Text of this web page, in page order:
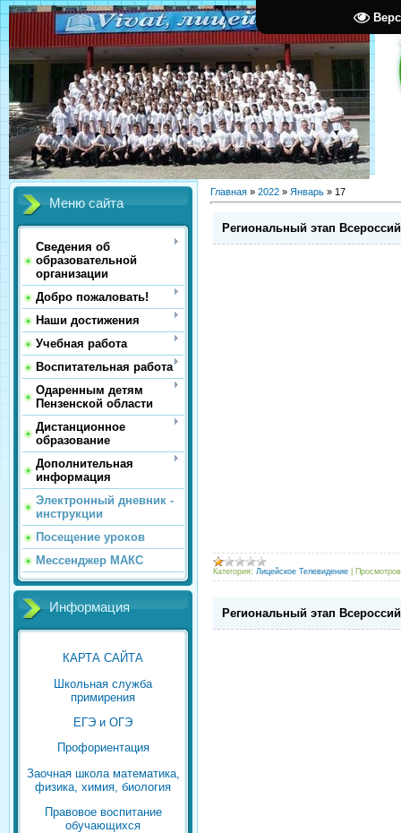
Меню сайта
Сведения об
образовательной
организации
Добро пожаловать!
Наши достижения
Учебная работа
Воспитательная работа
Одаренным детям
Пензенской области
Дистанционное
образование
Дополнительная
информация
Электронный дневник -
инструкции
Посещение уроков
Мессенджер МАКС
Информация
КАРТА САЙТА
Школьная служба
примирения
ЕГЭ и ОГЭ
Профориентация
Заочная школа математика,
физика, химия, биология
Правовое воспитание
обучающихся
Главная » 2022 » Январь » 17
Региональный этап
Категория: Лицейское Телевидение
Региональный этап